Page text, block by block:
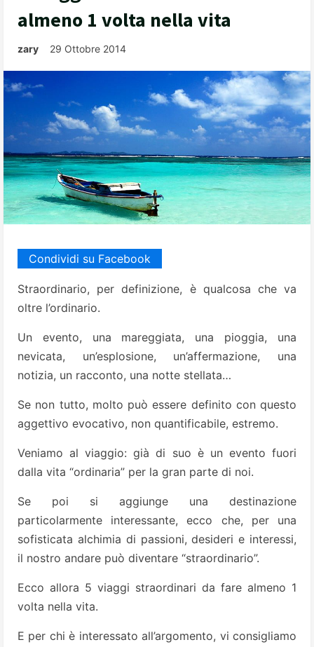
almeno 1 volta nella vita
zary 29 Ottobre 2014
Condividi su Facebook
Straordinario, per definizione, è qualcosa che va
oltre l’ordinario.
Un evento, una mareggiata, una pioggia, una
nevicata, un’esplosione, un’affermazione, una
notizia, un racconto, una notte stellata…
Se non tutto, molto può essere definito con questo
aggettivo evocativo, non quantificabile, estremo.
Veniamo al viaggio: già di suo è un evento fuori
dalla vita “ordinaria” per la gran parte di noi.
Se poi si aggiunge una destinazione
particolarmente interessante, ecco che, per una
sofisticata alchimia di passioni, desideri e interessi,
il nostro andare può diventare “straordinario”.
Ecco allora 5 viaggi straordinari da fare almeno 1
volta nella vita.
E per chi è interessato all’argomento, vi consigliamo